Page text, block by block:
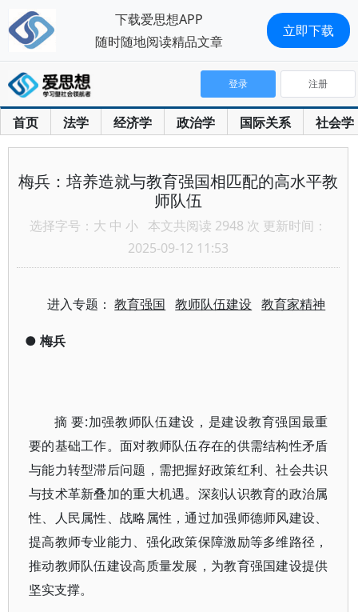
首页 法学 经济学 政治学 国际关系 社会学
登录 注册
梅兵：培养造就与教育强国相匹配的高水平教
师队伍
选择字号： 大 中 小 本文共阅读 2948 次 更新时间：
2025-09-12 11:53
进入专题：教育强国 教师队伍建设 教育家精神
● 梅兵
摘 要:加强教师队伍建设，是建设教育强国最重
要的基础工作。面对教师队伍存在的供需结构性矛盾
与能力转型滞后问题，需把握好政策红利、社会共识
与技术革新叠加的重大机遇。深刻认识教育的政治属
性、人民属性、战略属性，通过加强师德师风建设、
提高教师专业能力、强化政策保障激励等多维路径，
推动教师队伍建设高质量发展，为教育强国建设提供
坚实支撑。
下载爱思想APP
随时随地阅读精品文章
立即下载